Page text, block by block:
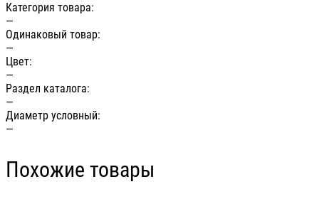
Категория товара:
—
Одинаковый товар:
—
Цвет:
—
Раздел каталога:
—
Диаметр условный:
—
Похожие товары